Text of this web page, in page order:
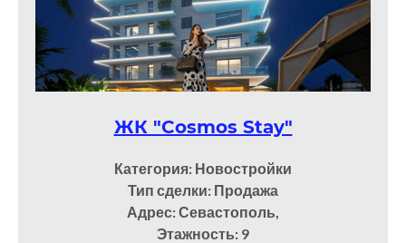
ЖК "Cosmos Stay"
Категория: Новостройки
Тип сделки: Продажа
Адрес: Севастополь,
Этажность: 9